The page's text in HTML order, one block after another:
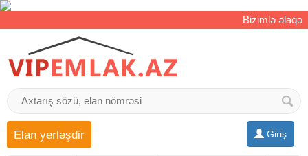
Bizimlə əlaqə
Giriş
Elan yerləşdir